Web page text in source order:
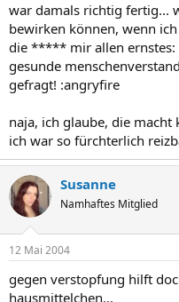
war damals richtig fertig...
bewirken können, wenn
die ***** mir allen ernstes:
gesunde
gefragt! :angryfire
naja, ich glaube, die macht
ich war so fürchterlich
Susanne
Namhaftes Mitglied
12 Mai 2004
gegen verstopfung hilft
hausmittelchen...